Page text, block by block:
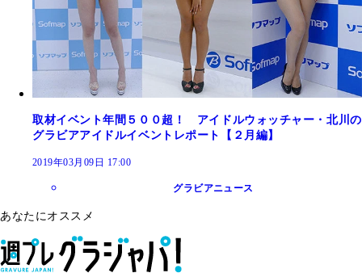
取材イベント年間５００超！ アイドルウォッチャー・北川の
グラビアアイドルイベントレポート【２月編】
2019年03月09日 17:00
グラビアニュース
あなたにオススメ